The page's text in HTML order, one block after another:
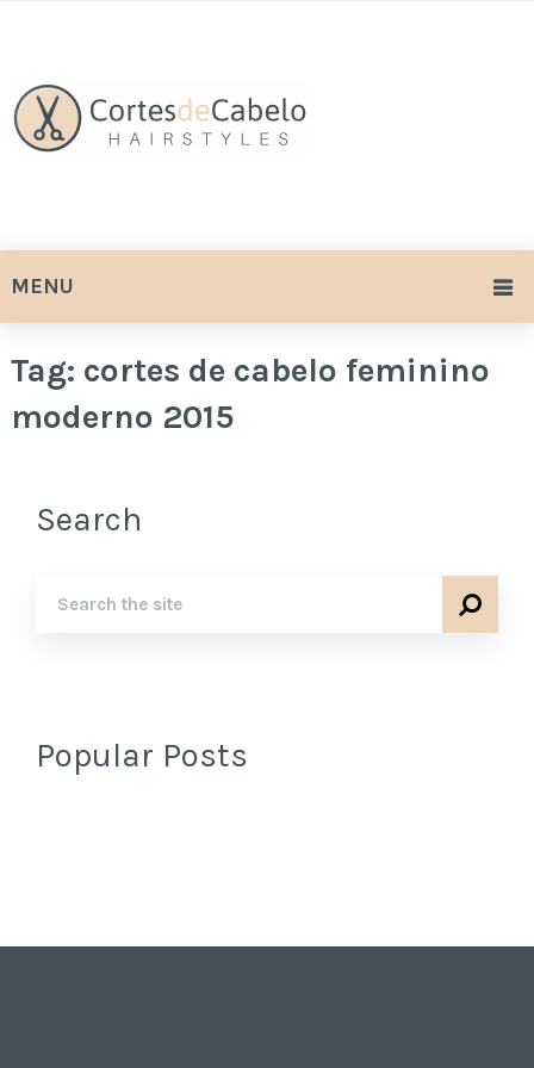
MENU
Tag: cortes de cabelo feminino
moderno 2015
Search
Popular Posts